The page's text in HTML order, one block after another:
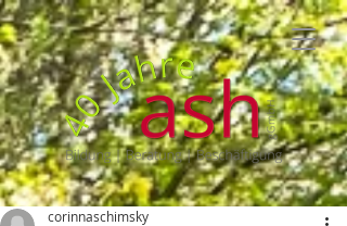
corinnaschimsky